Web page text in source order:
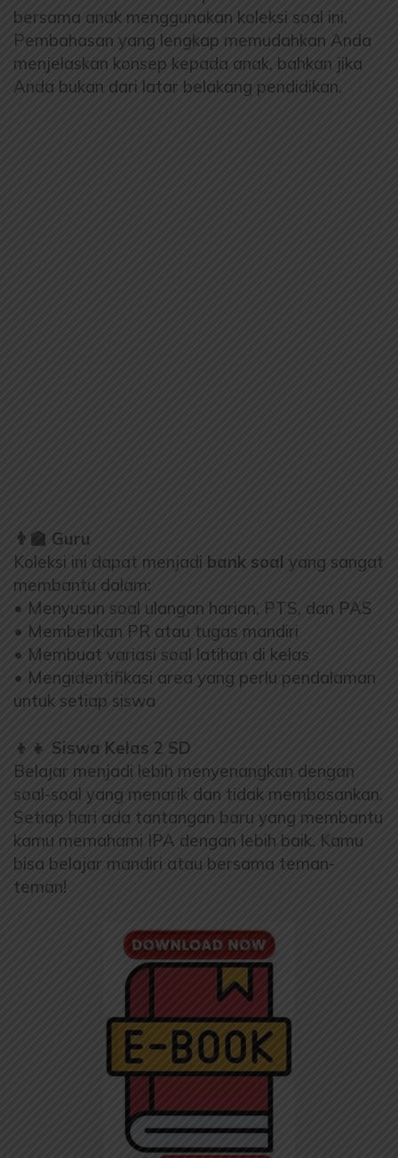
bersama anak menggunakan koleksi soal ini.
Pembahasan yang lengkap memudahkan Anda
menjelaskan konsep kepada anak, bahkan jika
Anda bukan dari latar belakang pendidikan.
👨🏫 Guru
Koleksi ini dapat menjadi bank soal yang sangat
membantu dalam:
• Menyusun soal ulangan harian, PTS, dan PAS
• Memberikan PR atau tugas mandiri
• Membuat variasi soal latihan di kelas
• Mengidentifikasi area yang perlu pendalaman
untuk setiap siswa
👦👧 Siswa Kelas 2 SD
Belajar menjadi lebih menyenangkan dengan
soal-soal yang menarik dan tidak membosankan.
Setiap hari ada tantangan baru yang membantu
kamu memahami IPA dengan lebih baik. Kamu
bisa belajar mandiri atau bersama teman-
teman!